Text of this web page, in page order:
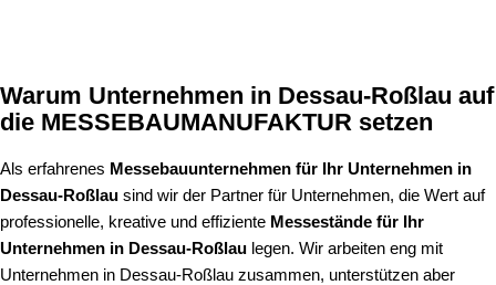
Warum Unternehmen in Dessau-Roßlau auf
die MESSEBAUMANUFAKTUR setzen
Als erfahrenes Messebauunternehmen für Ihr Unternehmen in
Dessau-Roßlau sind wir der Partner für Unternehmen, die Wert auf
professionelle, kreative und effiziente Messestände für Ihr
Unternehmen in Dessau-Roßlau legen. Wir arbeiten eng mit
Unternehmen in Dessau-Roßlau zusammen, unterstützen aber